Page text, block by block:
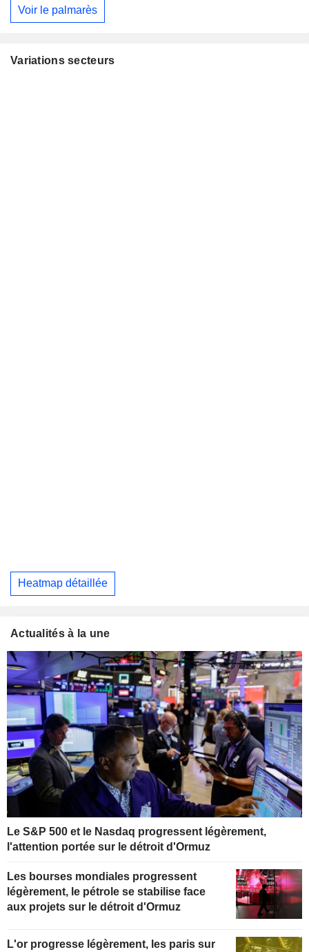
Voir le palmarès
Variations secteurs
Heatmap détaillée
Actualités à la une
Le S&P 500 et le Nasdaq progressent légèrement,
l'attention portée sur le détroit d'Ormuz
Les bourses mondiales progressent
légèrement, le pétrole se stabilise face
aux projets sur le détroit d'Ormuz
L'or progresse légèrement, les paris sur